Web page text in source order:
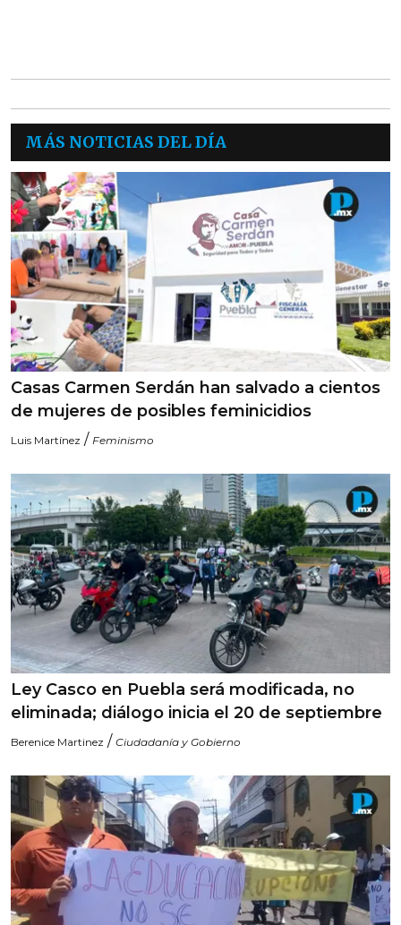
MÁS NOTICIAS DEL DÍA
Casas Carmen Serdán han salvado a cientos
de mujeres de posibles feminicidios
Luis Martínez / Feminismo
Ley Casco en Puebla será modificada, no
eliminada; diálogo inicia el 20 de septiembre
Berenice Martinez / Ciudadanía y Gobierno